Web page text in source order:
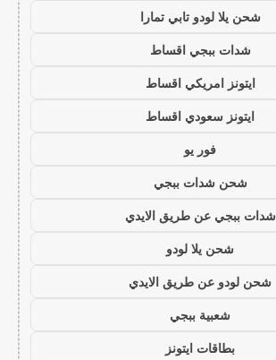
شحن يلا لودو تابي تمارا
شدات ببجي اقساط
ايتونز امريكي اقساط
ايتونز سعودي اقساط
فور يو
شحن شدات ببجي
شدات ببجي عن طريق الايدي
شحن يلا لودو
شحن لودو عن طريق الايدي
شعبية ببجي
بطاقات ايتونز